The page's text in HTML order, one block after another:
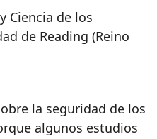
Ciencia de los
de Reading (Reino
la seguridad de los
algunos estudios